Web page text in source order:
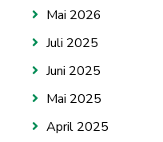
Mai 2026
Juli 2025
Juni 2025
Mai 2025
April 2025